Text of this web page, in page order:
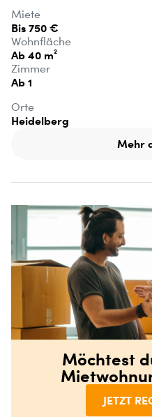
Miete
Bis 750 €
Wohnfläche
Ab 40 m²
Zimmer
Ab 1
Orte
Heidelberg
Mehr
Möchtest
JETZT